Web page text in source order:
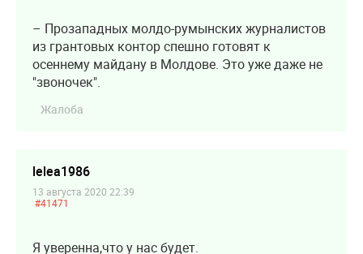
– Прозападных молдо-румынских журналистов
из грантовых контор спешно готовят к
осеннему майдану в Молдове. Это уже даже не
"звоночек".
Жалоба
lelea1986
13 августа 2020 22:39
#41471
Я уверенна,что у нас будет.